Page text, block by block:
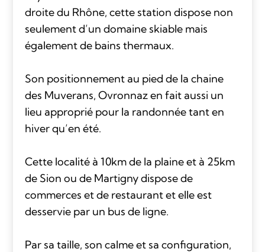
droite du Rhône, cette station dispose non
seulement d’un domaine skiable mais
également de bains thermaux.
Son positionnement au pied de la chaine
des Muverans, Ovronnaz en fait aussi un
lieu approprié pour la randonnée tant en
hiver qu’en été.
Cette localité à 10km de la plaine et à 25km
de Sion ou de Martigny dispose de
commerces et de restaurant et elle est
desservie par un bus de ligne.
Par sa taille, son calme et sa configuration,